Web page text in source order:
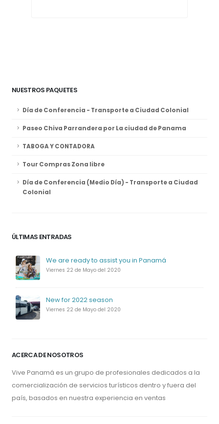
NUESTROS PAQUETES
Día de Conferencia - Transporte a Ciudad Colonial
Paseo Chiva Parrandera por La ciudad de Panama
TABOGA Y CONTADORA
Tour Compras Zona libre
Día de Conferencia (Medio Día) - Transporte a Ciudad
Colonial
ÚLTIMAS ENTRADAS
We are ready to assist you in Panamá
Viernes 22 de Mayo del 2020
New for 2022 season
Viernes 22 de Mayo del 2020
ACERCA DE NOSOTROS
Vive Panamá es un grupo de profesionales dedicados a la
comercialización de servicios turísticos dentro y fuera del
país, basados en nuestra experiencia en ventas